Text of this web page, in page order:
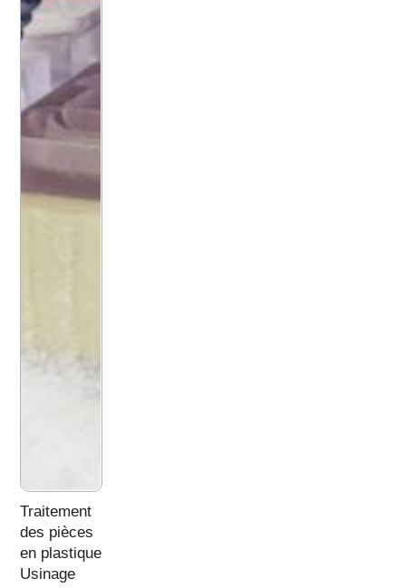
Traitement
des pièces
en plastique
Usinage